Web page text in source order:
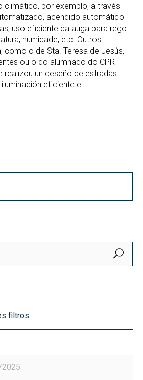
climático, por exemplo, a través
acendido automático
uso eficiente da auga para rego
humidade, etc. Outros
como o de Sta. Teresa de Jesús,
ou o do alumnado do CPR
realizou un deseño de estradas
eficiente e
filtros